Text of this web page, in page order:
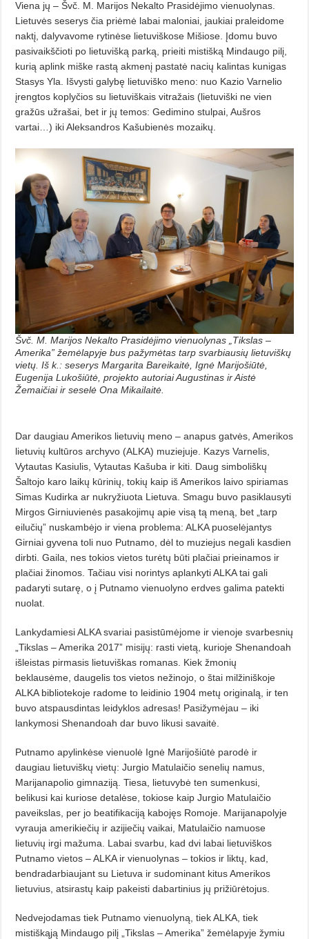
Viena jų – Švč. M. Marijos Nekalto Prasidėjimo vienuolynas.
Lietuvės seserys čia priėmė labai maloniai, jaukiai praleidome
naktį, dalyvavome rytinėse lietuviškose Mišiose. Įdomu buvo
pasivaikščioti po lietuvišką parką, prieiti mistišką Mindaugo pilį,
kurią aplink miške rastą akmenį pastatė nacių kalintas kunigas
Stasys Yla. Išvysti galybę lietuviško meno: nuo Kazio Varnelio
įrengtos koplyčios su lietuviškais vitražais (lietuviški ne vien
gražūs užrašai, bet ir jų temos: Gedimino stulpai, Aušros
vartai…) iki Aleksandros Kašubienės mozaikų.
Švč. M. Marijos Nekalto Prasidėjimo vienuolynas „Tikslas –
Amerika” žemėlapyje bus pažymėtas tarp svarbiausių lietuviškų
vietų. Iš k.: seserys Margarita Bareikaitė, Ignė Marijošiūtė,
Eugenija Lukošiūtė, projekto autoriai Augustinas ir Aistė
Žemaičiai ir seselė Ona Mikailaitė.
Dar daugiau Amerikos lietuvių meno – anapus gatvės, Amerikos
lietuvių kultūros archyvo (ALKA) muziejuje. Kazys Varnelis,
Vytautas Kasiulis, Vytautas Kašuba ir kiti. Daug simboliškų
Šaltojo karo laikų kūrinių, tokių kaip iš Amerikos laivo spiriamas
Simas Kudirka ar nukryžiuota Lietuva. Smagu buvo pasiklausyti
Mirgos Girniuvienės pasakojimų apie visą tą meną, bet „tarp
eilučių” nuskambėjo ir viena problema: ALKA puoselėjantys
Girniai gyvena toli nuo Putnamo, dėl to muziejus negali kasdien
dirbti. Gaila, nes tokios vietos turėtų būti plačiai prieinamos ir
plačiai žinomos. Tačiau visi norintys aplankyti ALKA tai gali
padaryti sutarę, o į Putnamo vienuolyno erdves galima patekti
nuolat.
Lankydamiesi ALKA svariai pasistūmėjome ir vienoje svarbesnių
„Tikslas – Amerika 2017” misijų: rasti vietą, kurioje Shenandoah
išleistas pirmasis lietuviškas romanas. Kiek žmonių
beklausėme, daugelis tos vietos nežinojo, o štai milžiniškoje
ALKA bibliotekoje radome to leidinio 1904 metų originalą, ir ten
buvo atspausdintas leidyklos adresas! Pasižymėjau – iki
lankymosi Shenandoah dar buvo likusi savaitė.
Putnamo apylinkėse vienuolė Ignė Marijošiūtė parodė ir
daugiau lietuviškų vietų: Jurgio Matulaičio senelių namus,
Marijanapolio gimnaziją. Tiesa, lietuvybė ten sumenkusi,
belikusi kai kuriose detalėse, tokiose kaip Jurgio Matulaičio
paveikslas, per jo beatifikaciją kabojęs Romoje. Marijanapolyje
vyrauja amerikiečių ir azijiečių vaikai, Matulaičio namuose
lietuvių irgi mažuma. Labai svarbu, kad dvi labai lietuviškos
Putnamo vietos – ALKA ir vienuolynas – tokios ir liktų, kad,
bendradarbiaujant su Lietuva ir sudominant kitus Amerikos
lietuvius, atsirastų kaip pakeisti dabartinius jų prižiūrėtojus.
Nedvejodamas tiek Putnamo vienuolyną, tiek ALKA, tiek
mistiškąją Mindaugo pilį „Tikslas – Amerika” žemėlapyje žymiu